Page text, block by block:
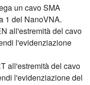
un cavo SMA
1 del NanoVNA.
all'estremità del cavo
l'evidenziazione
all'estremità del cavo
l'evidenziazione del